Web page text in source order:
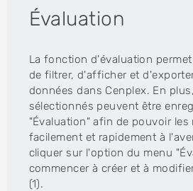
Évaluation
La fonction d'évaluation
de filtrer, d'afficher et
données dans Cenplex. En
sélectionnés peuvent être
"Évaluation" afin de pouvoir les
facilement et rapidement à
cliquer sur l'option du menu
commencer à créer et à
(1).